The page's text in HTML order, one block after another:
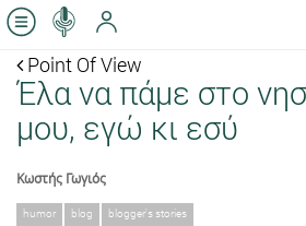
Point Of View
Έλα να πάμε στο
μου, εγώ κι εσύ
Κωστής Γωγιός
humor blog blogger's stories